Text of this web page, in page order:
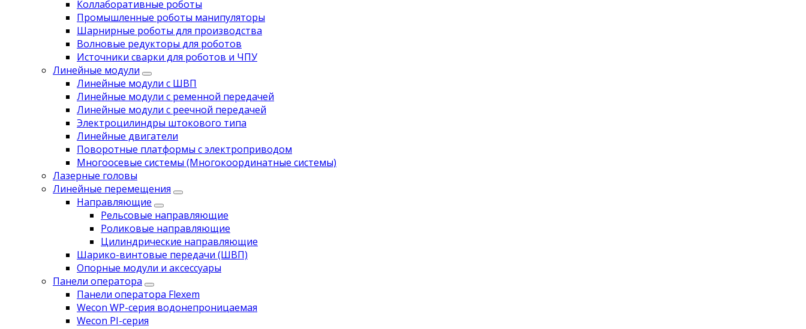
Коллаборативные роботы
Промышленные роботы манипуляторы
Шарнирные роботы для производства
Волновые редукторы для роботов
Источники сварки для роботов и ЧПУ
Линейные модули
Линейные модули с ШВП
Линейные модули с ременной передачей
Линейные модули с реечной передачей
Электроцилиндры штокового типа
Линейные двигатели
Поворотные платформы с электроприводом
Многоосевые системы (Многокоординатные системы)
Лазерные головы
Линейные перемещения
Направляющие
Рельсовые направляющие
Роликовые направляющие
Цилиндрические направляющие
Шарико-винтовые передачи (ШВП)
Опорные модули и аксессуары
Панели оператора
Панели оператора Flexem
Wecon WP-серия водонепроницаемая
Wecon PI-серия